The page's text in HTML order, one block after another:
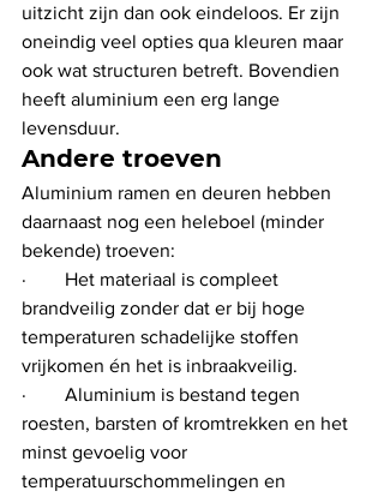
uitzicht zijn dan ook eindeloos. Er zijn
oneindig veel opties qua kleuren maar
ook wat structuren betreft. Bovendien
heeft aluminium een erg lange
levensduur.
Andere troeven
Aluminium ramen en deuren hebben
daarnaast nog een heleboel (minder
bekende) troeven:
·        Het materiaal is compleet
brandveilig zonder dat er bij hoge
temperaturen schadelijke stoffen
vrijkomen én het is inbraakveilig.
·        Aluminium is bestand tegen
roesten, barsten of kromtrekken en het
minst gevoelig voor
temperatuurschommelingen en